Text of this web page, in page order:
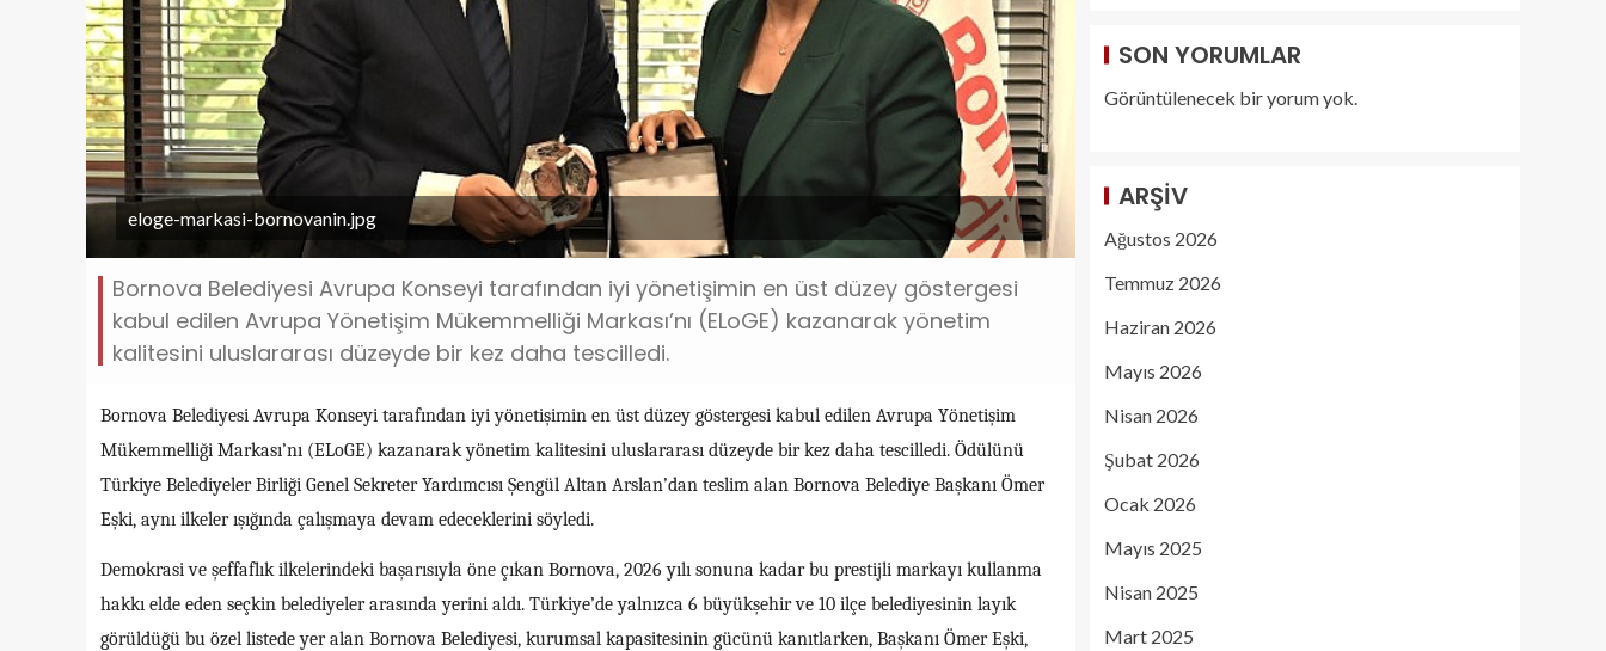
eloge-markasi-bornovanin.jpg
Bornova Belediyesi Avrupa Konseyi tarafından iyi yönetişimin en üst düzey göstergesi
kabul edilen Avrupa Yönetişim Mükemmelliği Markası’nı (ELoGE) kazanarak yönetim
kalitesini uluslararası düzeyde bir kez daha tescilledi.
Bornova Belediyesi Avrupa Konseyi tarafından iyi yönetişimin en üst düzey göstergesi kabul edilen Avrupa Yönetişim
Mükemmelliği Markası’nı (ELoGE) kazanarak yönetim kalitesini uluslararası düzeyde bir kez daha tescilledi. Ödülünü
Türkiye Belediyeler Birliği Genel Sekreter Yardımcısı Şengül Altan Arslan’dan teslim alan Bornova Belediye Başkanı Ömer
Eşki, aynı ilkeler ışığında çalışmaya devam edeceklerini söyledi.
Demokrasi ve şeffaflık ilkelerindeki başarısıyla öne çıkan Bornova, 2026 yılı sonuna kadar bu prestijli markayı kullanma
hakkı elde eden seçkin belediyeler arasında yerini aldı. Türkiye’de yalnızca 6 büyükşehir ve 10 ilçe belediyesinin layık
görüldüğü bu özel listede yer alan Bornova Belediyesi, kurumsal kapasitesinin gücünü kanıtlarken, Başkanı Ömer Eşki,
SON YORUMLAR
Görüntülenecek bir yorum yok.
ARŞIV
Ağustos 2026
Temmuz 2026
Haziran 2026
Mayıs 2026
Nisan 2026
Şubat 2026
Ocak 2026
Mayıs 2025
Nisan 2025
Mart 2025